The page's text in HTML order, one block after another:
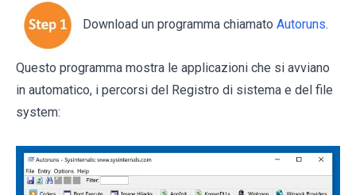
Download un programma chiamato Autoruns.
Questo programma mostra le applicazioni che si avviano
in automatico, i percorsi del Registro di sistema e del file
system: